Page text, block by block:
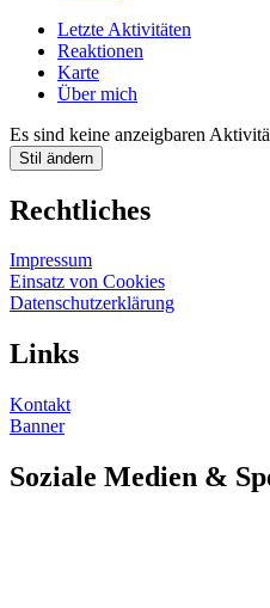
Letzte Aktivitäten
Reaktionen
Karte
Über mich
Es sind keine anzeigbaren
Stil ändern
Rechtliches
Impressum
Einsatz von Cookies
Datenschutzerklärung
Links
Kontakt
Banner
Soziale Medien &